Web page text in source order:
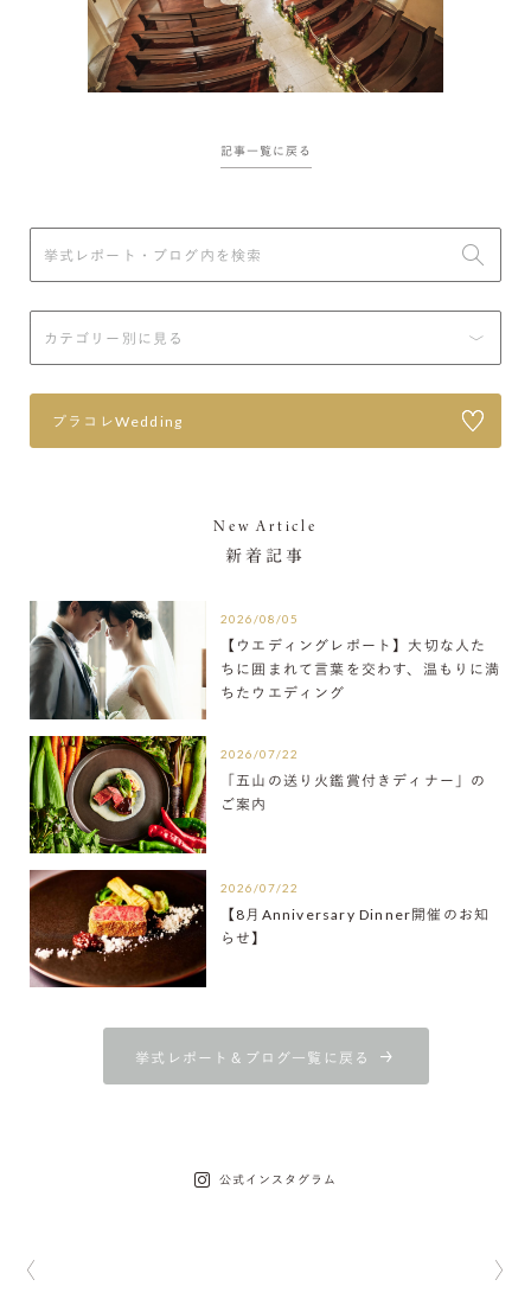
記事一覧に戻る
プラコレWedding
New Article
新着記事
2026/08/05
【ウエディングレポート】大切な人た
ちに囲まれて言葉を交わす、温もりに満
ちたウエディング
2026/07/22
「五山の送り火鑑賞付きディナー」の
ご案内
2026/07/22
【8月Anniversary Dinner開催のお知
らせ】
挙式レポート＆ブログ一覧に戻る
公式インスタグラム